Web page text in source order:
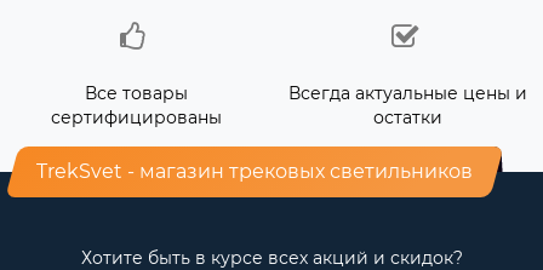
Все товары
сертифицированы
Всегда актуальные цены и
остатки
TrekSvet - магазин трековых светильников
Хотите быть в курсе всех акций и скидок?